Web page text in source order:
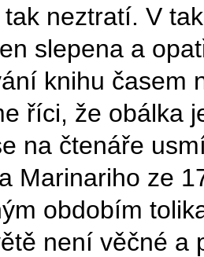
neztratí. V
slepena a
knihu časem
říci, že obálka
na čtenáře
Marinariho ze
obdobím
není věčné a